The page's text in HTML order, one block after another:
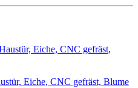
Eiche, CNC gefräst, Blume